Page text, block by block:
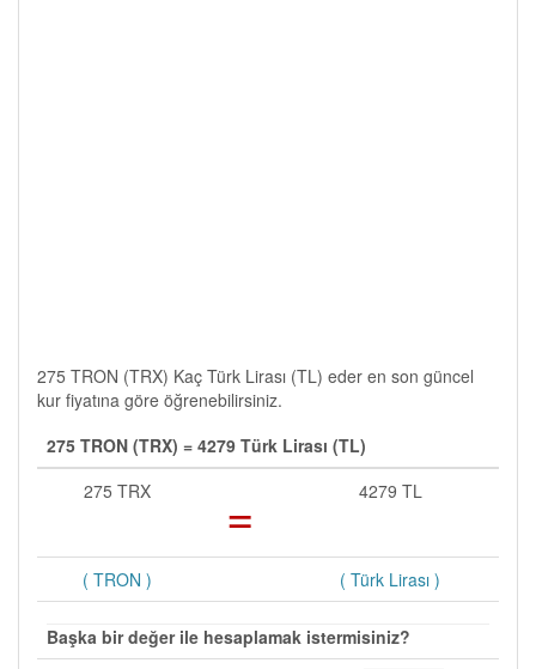
275 TRON (TRX) Kaç Türk Lirası (TL) eder en son güncel
kur fiyatına göre öğrenebilirsiniz.
275 TRON (TRX) = 4279 Türk Lirası (TL)
275 TRX
= 4279 TL
( TRON ) ( Türk Lirası )
Başka bir değer ile hesaplamak istermisiniz?